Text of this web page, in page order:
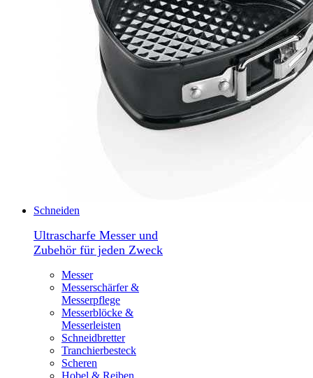
Schneiden
Ultrascharfe Messer und
Zubehör für jeden Zweck
Messer
Messerschärfer &
Messerpflege
Messerblöcke &
Messerleisten
Schneidbretter
Tranchierbesteck
Scheren
Hobel & Reiben